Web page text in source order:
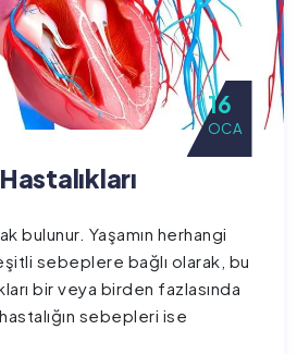
16
OCA
bulunur. Yaşamın herhangi
sebeplere bağlı olarak, bu
bir veya birden fazlasında
sebepleri ise